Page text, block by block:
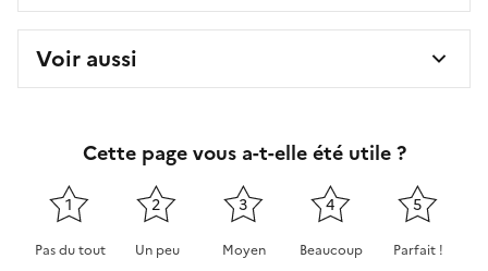
Voir aussi
Cette page vous a-t-elle été utile ?
1
Pas du tout
2
Un peu
3
Moyen
4
Beaucoup
5
Parfait !